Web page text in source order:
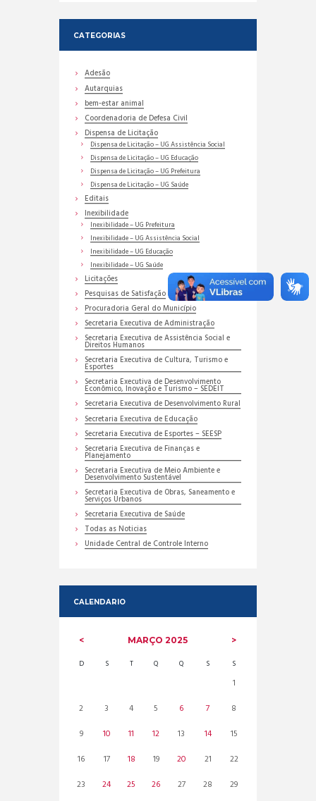
CATEGORIAS
Adesão
Autarquias
bem-estar animal
Coordenadoria de Defesa Civil
Dispensa de Licitação
Dispensa de Licitação – UG Assistência Social
Dispensa de Licitação – UG Educação
Dispensa de Licitação – UG Prefeitura
Dispensa de Licitação – UG Saúde
Editais
Inexibilidade
Inexibilidade – UG Prefeitura
Inexibilidade – UG Assistência Social
Inexibilidade – UG Educação
Inexibilidade – UG Saúde
Licitações
Pesquisas de Satisfação
Procuradoria Geral do Município
Secretaria Executiva de Administração
Secretaria Executiva de Assistência Social e
Direitos Humanos
Secretaria Executiva de Cultura, Turismo e
Esportes
Secretaria Executiva de Desenvolvimento
Econômico, Inovação e Turismo – SEDEIT
Secretaria Executiva de Desenvolvimento Rural
Secretaria Executiva de Educação
Secretaria Executiva de Esportes – SEESP
Secretaria Executiva de Finanças e
Planejamento
Secretaria Executiva de Meio Ambiente e
Desenvolvimento Sustentável
Secretaria Executiva de Obras, Saneamento e
Serviços Urbanos
Secretaria Executiva de Saúde
Todas as Noticias
Unidade Central de Controle Interno
CALENDARIO
MARÇO2025
D S T Q Q S S
1
2
3 4 5 6 7
8
9
10 11 12 13 14
15
16
17 18 19 20 21
22
23
24 25 26 27 28 29